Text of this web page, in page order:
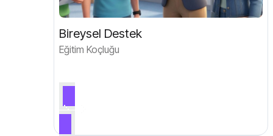
Bireysel Destek
Eğitim Koçluğu